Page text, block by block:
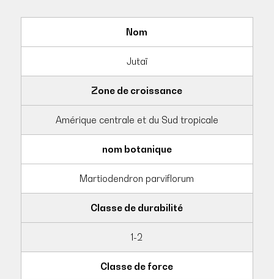
Nom
Jutaï
Zone de croissance
Amérique centrale et du Sud tropicale
nom botanique
Martiodendron parviflorum
Classe de durabilité
1-2
Classe de force